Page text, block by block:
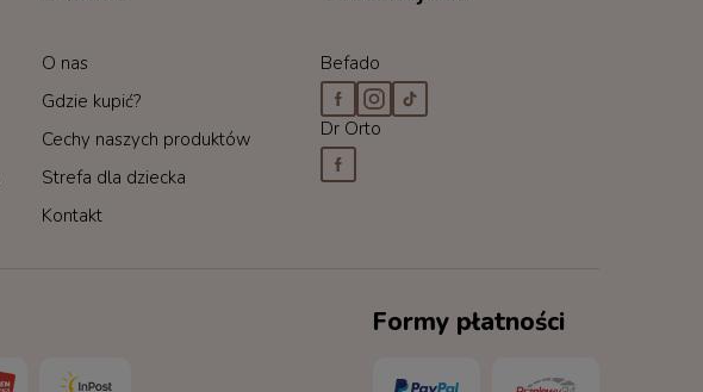
O nas
Gdzie kupić?
Cechy naszych produktów
Strefa dla dziecka
Kontakt
Befado
Dr Orto
Formy płatności